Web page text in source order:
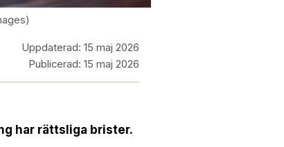
Uppdaterad: 15 maj 2026
Publicerad: 15 maj 2026
har rättsliga brister.